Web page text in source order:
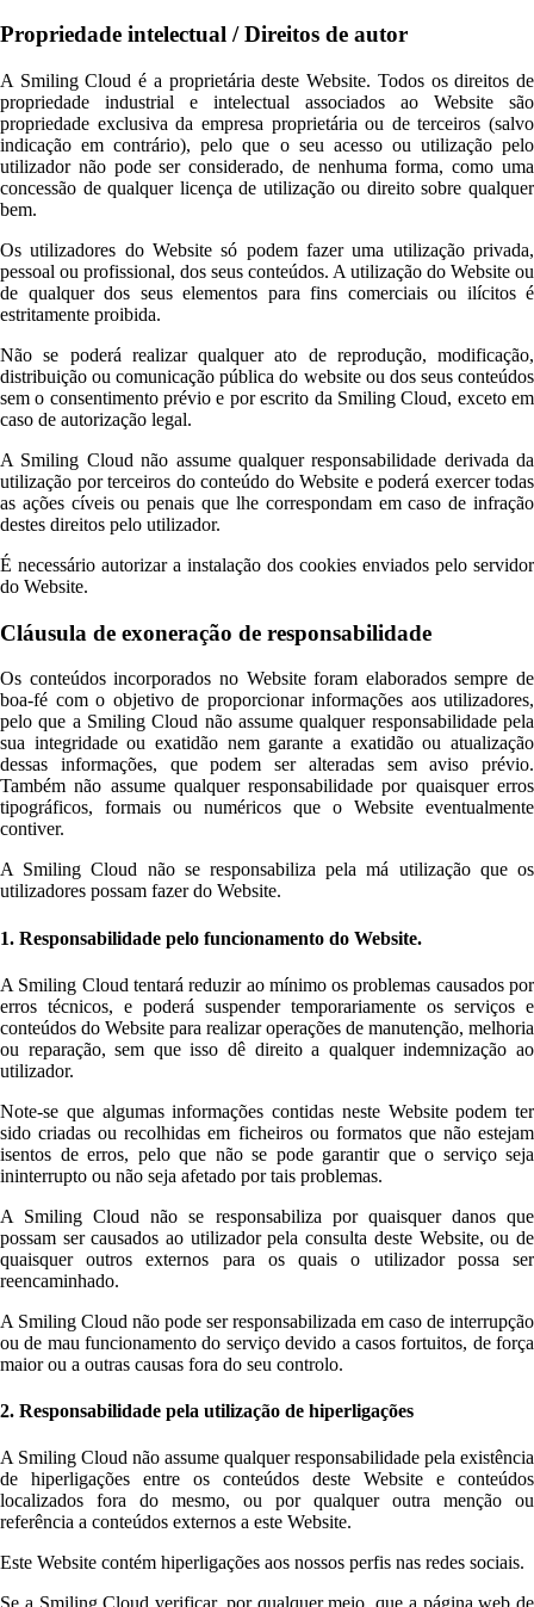
Propriedade intelectual / Direitos de autor
A Smiling Cloud é a proprietária deste Website. Todos os direitos de
propriedade industrial e intelectual associados ao Website são
propriedade exclusiva da empresa proprietária ou de terceiros (salvo
indicação em contrário), pelo que o seu acesso ou utilização pelo
utilizador não pode ser considerado, de nenhuma forma, como uma
concessão de qualquer licença de utilização ou direito sobre qualquer
bem.
Os utilizadores do Website só podem fazer uma utilização privada,
pessoal ou profissional, dos seus conteúdos. A utilização do Website ou
de qualquer dos seus elementos para fins comerciais ou ilícitos é
estritamente proibida.
Não se poderá realizar qualquer ato de reprodução, modificação,
distribuição ou comunicação pública do website ou dos seus conteúdos
sem o consentimento prévio e por escrito da Smiling Cloud, exceto em
caso de autorização legal.
A Smiling Cloud não assume qualquer responsabilidade derivada da
utilização por terceiros do conteúdo do Website e poderá exercer todas
as ações cíveis ou penais que lhe correspondam em caso de infração
destes direitos pelo utilizador.
É necessário autorizar a instalação dos cookies enviados pelo servidor
do Website.
Cláusula de exoneração de responsabilidade
Os conteúdos incorporados no Website foram elaborados sempre de
boa-fé com o objetivo de proporcionar informações aos utilizadores,
pelo que a Smiling Cloud não assume qualquer responsabilidade pela
sua integridade ou exatidão nem garante a exatidão ou atualização
dessas informações, que podem ser alteradas sem aviso prévio.
Também não assume qualquer responsabilidade por quaisquer erros
tipográficos, formais ou numéricos que o Website eventualmente
contiver.
A Smiling Cloud não se responsabiliza pela má utilização que os
utilizadores possam fazer do Website.
1. Responsabilidade pelo funcionamento do Website.
A Smiling Cloud tentará reduzir ao mínimo os problemas causados por
erros técnicos, e poderá suspender temporariamente os serviços e
conteúdos do Website para realizar operações de manutenção, melhoria
ou reparação, sem que isso dê direito a qualquer indemnização ao
utilizador.
Note-se que algumas informações contidas neste Website podem ter
sido criadas ou recolhidas em ficheiros ou formatos que não estejam
isentos de erros, pelo que não se pode garantir que o serviço seja
ininterrupto ou não seja afetado por tais problemas.
A Smiling Cloud não se responsabiliza por quaisquer danos que
possam ser causados ao utilizador pela consulta deste Website, ou de
quaisquer outros externos para os quais o utilizador possa ser
reencaminhado.
A Smiling Cloud não pode ser responsabilizada em caso de interrupção
ou de mau funcionamento do serviço devido a casos fortuitos, de força
maior ou a outras causas fora do seu controlo.
2. Responsabilidade pela utilização de hiperligações
A Smiling Cloud não assume qualquer responsabilidade pela existência
de hiperligações entre os conteúdos deste Website e conteúdos
localizados fora do mesmo, ou por qualquer outra menção ou
referência a conteúdos externos a este Website.
Este Website contém hiperligações aos nossos perfis nas redes sociais.